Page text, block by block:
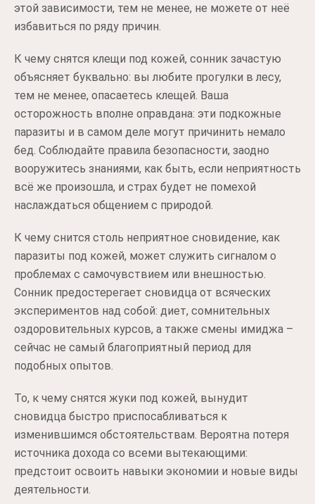
этой зависимости, тем не менее, не можете от неё
избавиться по ряду причин.
К чему снятся клещи под кожей, сонник зачастую
объясняет буквально: вы любите прогулки в лесу,
тем не менее, опасаетесь клещей. Ваша
осторожность вполне оправдана: эти подкожные
паразиты и в самом деле могут причинить немало
бед. Соблюдайте правила безопасности, заодно
вооружитесь знаниями, как быть, если неприятность
всё же произошла, и страх будет не помехой
наслаждаться общением с природой.
К чему снится столь неприятное сновидение, как
паразиты под кожей, может служить сигналом о
проблемах с самочувствием или внешностью.
Сонник предостерегает сновидца от всяческих
экспериментов над собой: диет, сомнительных
оздоровительных курсов, а также смены имиджа –
сейчас не самый благоприятный период для
подобных опытов.
То, к чему снятся жуки под кожей, вынудит
сновидца быстро приспосабливаться к
изменившимся обстоятельствам. Вероятна потеря
источника дохода со всеми вытекающими:
предстоит освоить навыки экономии и новые виды
деятельности.